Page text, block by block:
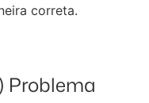
correta.
Problema